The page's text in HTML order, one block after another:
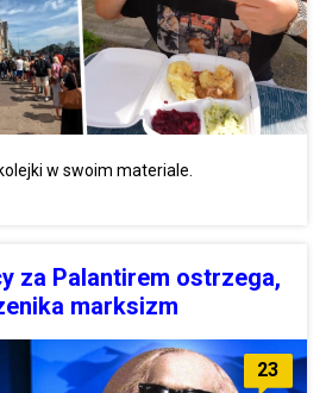
w swoim materiale.
za Palantirem ostrzega,
marksizm
23